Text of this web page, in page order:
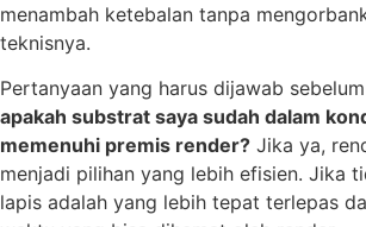
menambah ketebalan tanpa
teknisnya.
Pertanyaan yang harus dijawab
apakah substrat saya sudah dalam
memenuhi premis render? Jika ya,
menjadi pilihan yang lebih efisien. Jika
lapis adalah yang lebih tepat terlepas